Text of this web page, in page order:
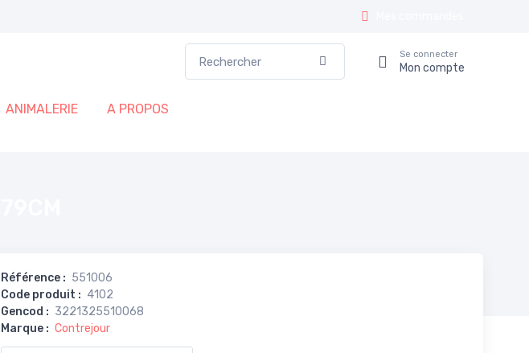
Se connecter
Mon compte
ANIMALERIE A PROPOS
Référence : 551006
Code produit : 4102
Gencod : 3221325510068
Marque : Contrejour